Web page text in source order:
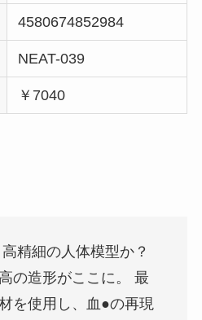
4580674852984
NEAT-039
￥7040
精細の人体模型か？
の造形がここに。 最
を使用し、血●の再現